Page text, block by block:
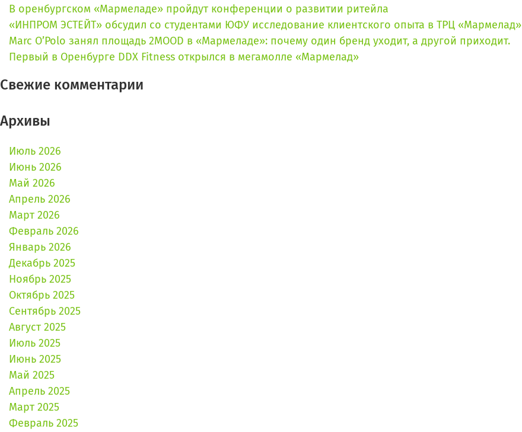
В оренбургском «Мармеладе» пройдут конференции о развитии ритейла
«ИНПРОМ ЭСТЕЙТ» обсудил со студентами ЮФУ исследование клиентского опыта в ТРЦ «Мармелад»
Marc O’Polo занял площадь 2MOOD в «Мармеладе»: почему один бренд уходит, а другой приходит.
Первый в Оренбурге DDX Fitness открылся в мегамолле «Мармелад»
Свежие комментарии
Архивы
Июль 2026
Июнь 2026
Май 2026
Апрель 2026
Март 2026
Февраль 2026
Январь 2026
Декабрь 2025
Ноябрь 2025
Октябрь 2025
Сентябрь 2025
Август 2025
Июль 2025
Июнь 2025
Май 2025
Апрель 2025
Март 2025
Февраль 2025